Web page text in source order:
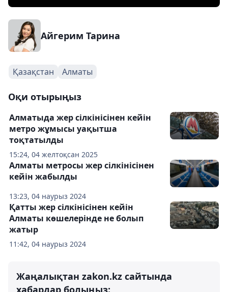
Айгерим Тарина
Қазақстан Алматы
Оқи отырыңыз
15:24, 04 желтоқсан 2025
Алматыда жер сілкінісінен кейін
метро жұмысы уақытша
тоқтатылды
13:23, 04 наурыз 2024
Алматы метросы жер сілкінісінен
кейін жабылды
11:42, 04 наурыз 2024
Қатты жер сілкінісінен кейін
Алматы көшелерінде не болып
жатыр
Жаңалықтан zakon.kz сайтында
хабардар болыңыз: